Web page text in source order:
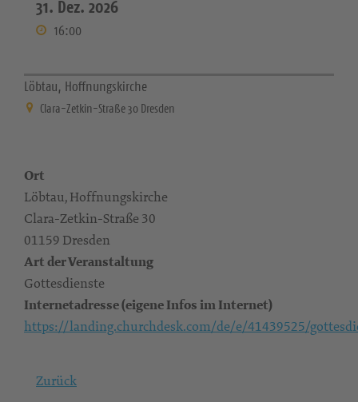
31. Dez. 2026
16:00
Löbtau, Hoffnungskirche
Clara-Zetkin-Straße 30 Dresden
Ort
Löbtau, Hoffnungskirche
Clara-Zetkin-Straße 30
01159 Dresden
Art der Veranstaltung
Gottesdienste
Internetadresse (eigene Infos im Internet)
https://landing.churchdesk.com/de/e/41439525/
Zurück